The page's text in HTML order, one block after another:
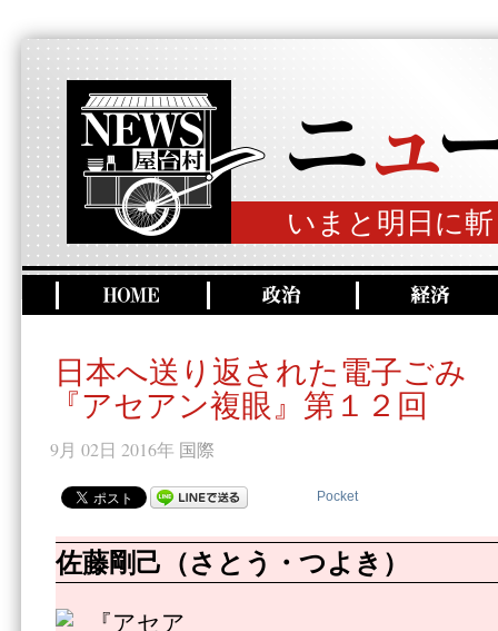
いまと明日に
日本へ送り返された電子ごみ
『アセアン複眼』第１２回
9月 02日 2016年 国際
Pocket
佐藤剛己（さとう・つよき）